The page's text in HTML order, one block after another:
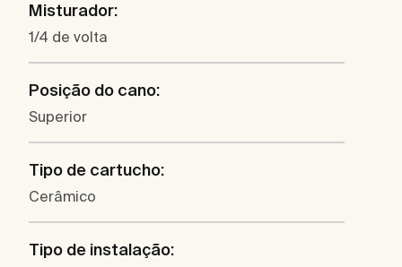
Misturador:
1/4 de volta
Posição do cano:
Superior
Tipo de cartucho:
Cerâmico
Tipo de instalação: